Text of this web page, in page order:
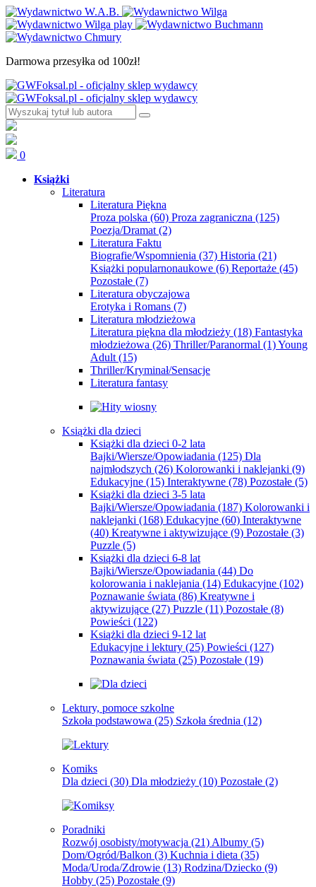
Darmowa przesyłka od 100zł!
0
Książki
Literatura
Literatura Piękna
Proza polska (60) Proza zagraniczna (125)
Poezja/Dramat (2)
Literatura Faktu
Biografie/Wspomnienia (37) Historia (21)
Książki popularnonaukowe (6) Reportaże (45)
Pozostałe (7)
Literatura obyczajowa
Erotyka i Romans (7)
Literatura młodzieżowa
Literatura piękna dla młodzieży (18) Fantastyka
młodzieżowa (26) Thriller/Paranormal (1)Young
Adult (15)
Thriller/Kryminał/Sensacje
Literatura fantasy
Książki dla dzieci
Książki dla dzieci 0-2 lata
Bajki/Wiersze/Opowiadania (125) Dla
najmłodszych (26) Kolorowanki i naklejanki (9)
Edukacyjne (15) Interaktywne (78) Pozostałe (5)
Książki dla dzieci 3-5 lata
Bajki/Wiersze/Opowiadania (187) Kolorowanki i
naklejanki (168) Edukacyjne (60) Interaktywne
(40) Kreatywne i aktywizujące (9) Pozostałe (3)
Puzzle (5)
Książki dla dzieci 6-8 lat
Bajki/Wiersze/Opowiadania (44) Do
kolorowania i naklejania (14) Edukacyjne (102)
Poznawanie świata (86) Kreatywne i
aktywizujące (27) Puzzle (11) Pozostałe (8)
Powieści (122)
Książki dla dzieci 9-12 lat
Edukacyjne i lektury (25) Powieści (127)
Poznawania świata (25) Pozostałe (19)
Lektury, pomoce szkolne
Szkoła podstawowa (25) Szkoła średnia (12)
Komiks
Dla dzieci (30) Dla młodzieży (10) Pozostałe (2)
Poradniki
Rozwój osobisty/motywacja (21) Albumy (5)
Dom/Ogród/Balkon (3) Kuchnia i dieta (35)
Moda/Uroda/Zdrowie (13) Rodzina/Dziecko (9)
Hobby (25) Pozostałe (9)